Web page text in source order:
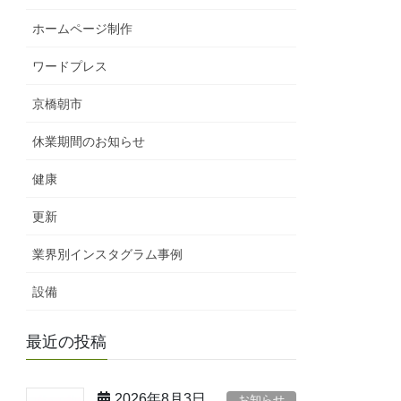
ホームページ制作
ワードプレス
京橋朝市
休業期間のお知らせ
健康
更新
業界別インスタグラム事例
設備
最近の投稿